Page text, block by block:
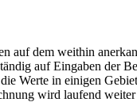
auf dem weithin
auf Eingaben der
Werte in einigen
wird laufend